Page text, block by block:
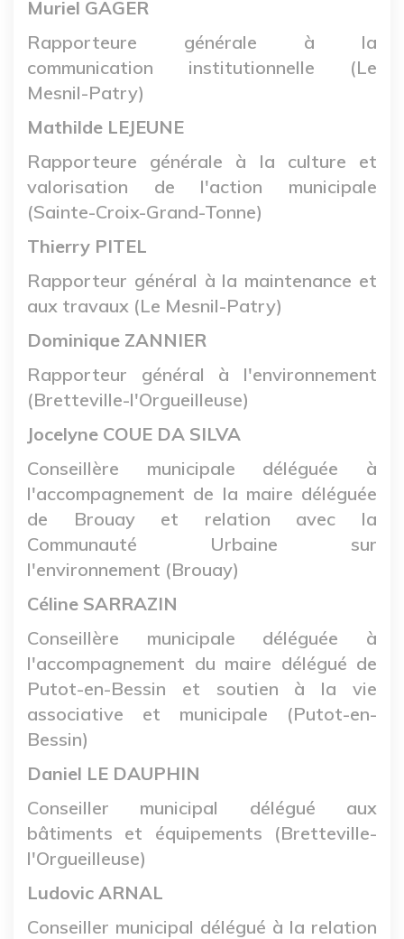
Muriel GAGER
Rapporteure générale à la
communication institutionnelle (Le
Mesnil-Patry)
Mathilde LEJEUNE
Rapporteure générale à la culture et
valorisation de l'action municipale
(Sainte-Croix-Grand-Tonne)
Thierry PITEL
Rapporteur général à la maintenance et
aux travaux (Le Mesnil-Patry)
Dominique ZANNIER
Rapporteur général à l'environnement
(Bretteville-l'Orgueilleuse)
Jocelyne COUE DA SILVA
Conseillère municipale déléguée à
l'accompagnement de la maire déléguée
de Brouay et relation avec la
Communauté Urbaine sur
l'environnement (Brouay)
Céline SARRAZIN
Conseillère municipale déléguée à
l'accompagnement du maire délégué de
Putot-en-Bessin et soutien à la vie
associative et municipale (Putot-en-
Bessin)
Daniel LE DAUPHIN
Conseiller municipal délégué aux
bâtiments et équipements (Bretteville-
l'Orgueilleuse)
Ludovic ARNAL
Conseiller municipal délégué à la relation